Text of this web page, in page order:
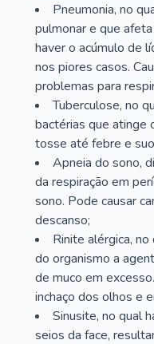
Pneumonia, no
pulmonar e que
haver o acúmulo de
nos piores casos.
problemas para
Tuberculose, no
bactérias que atinge
tosse até febre e
Apneia do sono,
da respiração em
sono. Pode causar
descanso;
Rinite alérgica,
do organismo a
de muco em
inchaço dos olhos e
Sinusite, no qual
seios da face,